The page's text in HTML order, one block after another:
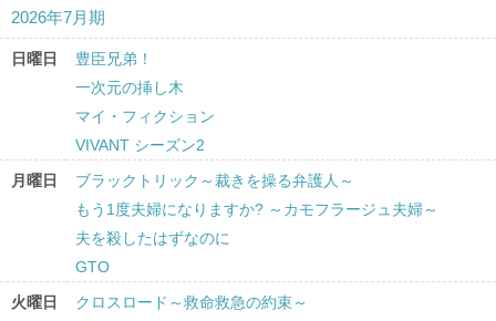
2026年7月期
日曜日
豊臣兄弟！
一次元の挿し木
マイ・フィクション
VIVANT シーズン2
月曜日
ブラックトリック～裁きを操る弁護人～
もう1度夫婦になりますか? ～カモフラージュ夫婦～
夫を殺したはずなのに
GTO
火曜日
クロスロード～救命救急の約束～